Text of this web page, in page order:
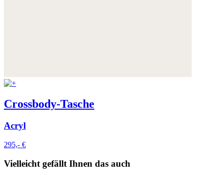
Crossbody-Tasche
Acryl
295,- €
Vielleicht gefällt Ihnen das auch